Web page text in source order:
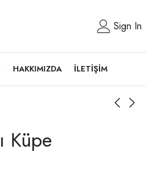
Sign In
HAKKIMIZDA İLETİŞİM
Küpe